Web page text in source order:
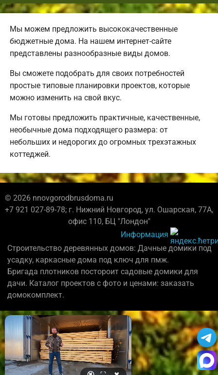
Мы можем предложить высококачественные
бюджетные дома. На нашем интернет-сайте
представлены разнообразные виды домов.
Вы сможете подобрать для своих потребностей
простые типовые планировки проектов, которые
можно изменить на свой вкус.
Мы готовы предложить практичные, качественные,
необычные дома подходящего размера: от
небольших и недорогих до огромных трехэтажных
коттеджей.
© 2026 nnovgorodbrusdoma.ru
+7 921 027-89-78; г. Нижний Новгород, ул. Ошарская, 77А,
офис 110, БЦ "Лондон"
Информация
Строительство деревянных домов: Дачные домики под
усадку, каркасные дома под ключ для пмж.
Бригада плотников постороит садовые домики для
дачи. Каталог проектов с фото и ценами: заказать
домокомплект.